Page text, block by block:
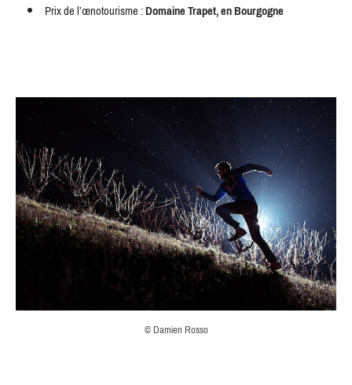
Prix de l’œnotourisme :Domaine Trapet, en Bourgogne
© Damien Rosso